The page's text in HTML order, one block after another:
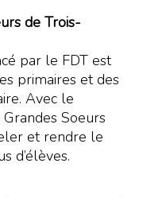
de Trois-
par le FDT est
primaires et des
Avec le
Soeurs
et rendre le
d’élèves.